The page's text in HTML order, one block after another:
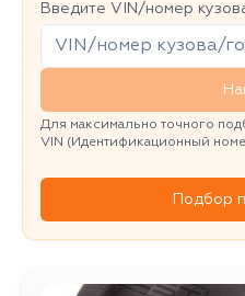
Введите VIN/номер
Для максимально точного
VIN (Идентификационный
Подбор